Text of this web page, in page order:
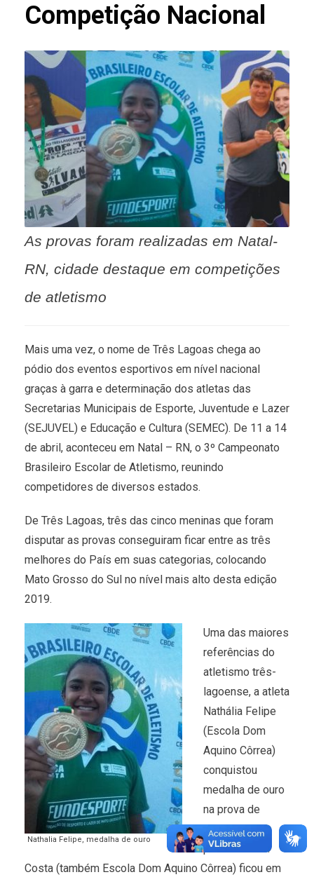
Competição Nacional
As provas foram realizadas em Natal-
RN, cidade destaque em competições
de atletismo
Mais uma vez, o nome de Três Lagoas chega ao
pódio dos eventos esportivos em nível nacional
graças à garra e determinação dos atletas das
Secretarias Municipais de Esporte, Juventude e Lazer
(SEJUVEL) e Educação e Cultura (SEMEC). De 11 a 14
de abril, aconteceu em Natal – RN, o 3º Campeonato
Brasileiro Escolar de Atletismo, reunindo
competidores de diversos estados.
De Três Lagoas, três das cinco meninas que foram
disputar as provas conseguiram ficar entre as três
melhores do País em suas categorias, colocando
Mato Grosso do Sul no nível mais alto desta edição
2019.
Nathalia Felipe, medalha de ouro
Uma das maiores
referências do
atletismo três-
lagoense, a atleta
Nathália Felipe
(Escola Dom
Aquino Côrrea)
conquistou
medalha de ouro
na prova de
arremesso de
peso. Suellen
Costa (também Escola Dom Aquino Côrrea) ficou em